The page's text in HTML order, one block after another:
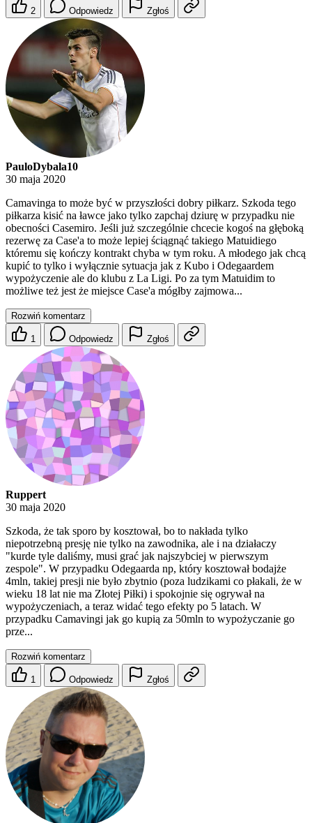
2 Odpowiedz Zgłoś
PauloDybala10
30 maja 2020
Camavinga to może być w przyszłości dobry piłkarz. Szkoda tego
piłkarza kisić na ławce jako tylko zapchaj dziurę w przypadku nie
obecności Casemiro. Jeśli już szczególnie chcecie kogoś na głęboką
rezerwę za Case'a to może lepiej ściągnąć takiego Matuidiego
któremu się kończy kontrakt chyba w tym roku. A młodego jak chcą
kupić to tylko i wyłącznie sytuacja jak z Kubo i Odegaardem
wypożyczenie ale do klubu z La Ligi. Po za tym Matuidim to
możliwe też jest że miejsce Case'a mógłby zajmowa...
Rozwiń komentarz
1 Odpowiedz Zgłoś
Ruppert
30 maja 2020
Szkoda, że tak sporo by kosztował, bo to nakłada tylko
niepotrzebną presję nie tylko na zawodnika, ale i na działaczy
"kurde tyle daliśmy, musi grać jak najszybciej w pierwszym
zespole". W przypadku Odegaarda np, który kosztował bodajże
4mln, takiej presji nie było zbytnio (poza ludzikami co płakali, że w
wieku 18 lat nie ma Złotej Piłki) i spokojnie się ogrywał na
wypożyczeniach, a teraz widać tego efekty po 5 latach. W
przypadku Camavingi jak go kupią za 50mln to wypożyczanie go
prze...
Rozwiń komentarz
1 Odpowiedz Zgłoś